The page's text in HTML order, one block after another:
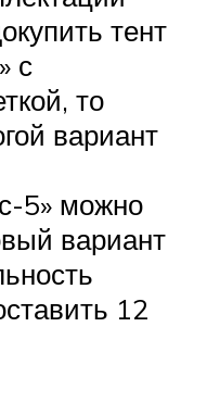
тент
с
то
вариант
5» можно
вариант
12